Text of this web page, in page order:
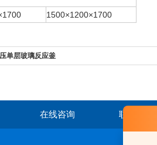
1500×1200×1700
单层玻璃反应釜
在线咨询 联系我们